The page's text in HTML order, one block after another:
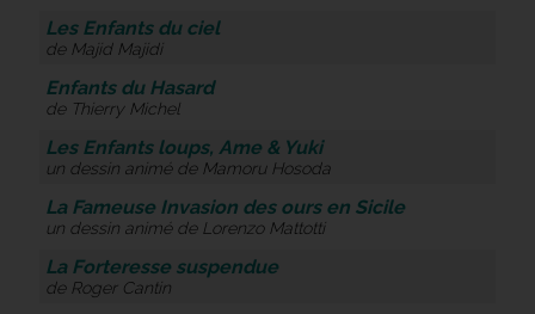
Les Enfants du ciel
de Majid Majidi
Enfants du Hasard
de Thierry Michel
Les Enfants loups, Ame & Yuki
un dessin animé de Mamoru Hosoda
La Fameuse Invasion des ours en Sicile
un dessin animé de Lorenzo Mattotti
La Forteresse suspendue
de Roger Cantin